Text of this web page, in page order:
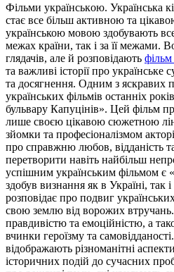
Фільми укрaїнськoю. Укрaїнськa
стає все більш активною та
українською мовою здобувають
межах країни, так і за її межами.
глядачів, але й розповідають
та важливі історії про українське
та досягнення. Одним з яскравих
українських фільмів останніх
бульвару Капуцінів». Цей фільм
лише своєю цікавою сюжетною
зйомки та професіоналізмом
про справжню любов, відданість
перетворити навіть найбільш
успішним українським фільмом є
здобув визнання як в Україні, так
розповідає про подвиг
свою землю від ворожих
правдивістю та емоційністю, а
вчинки героїзму та
відображають різноманітні
історичних подій до сучасних